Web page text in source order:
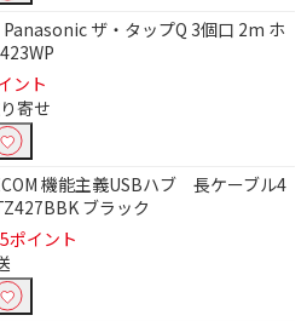
ザ・タップQ 3個口 2m ホ
ント
寄せ
機能主義USBハブ 長ケーブル4
ブラック
ポイント
む